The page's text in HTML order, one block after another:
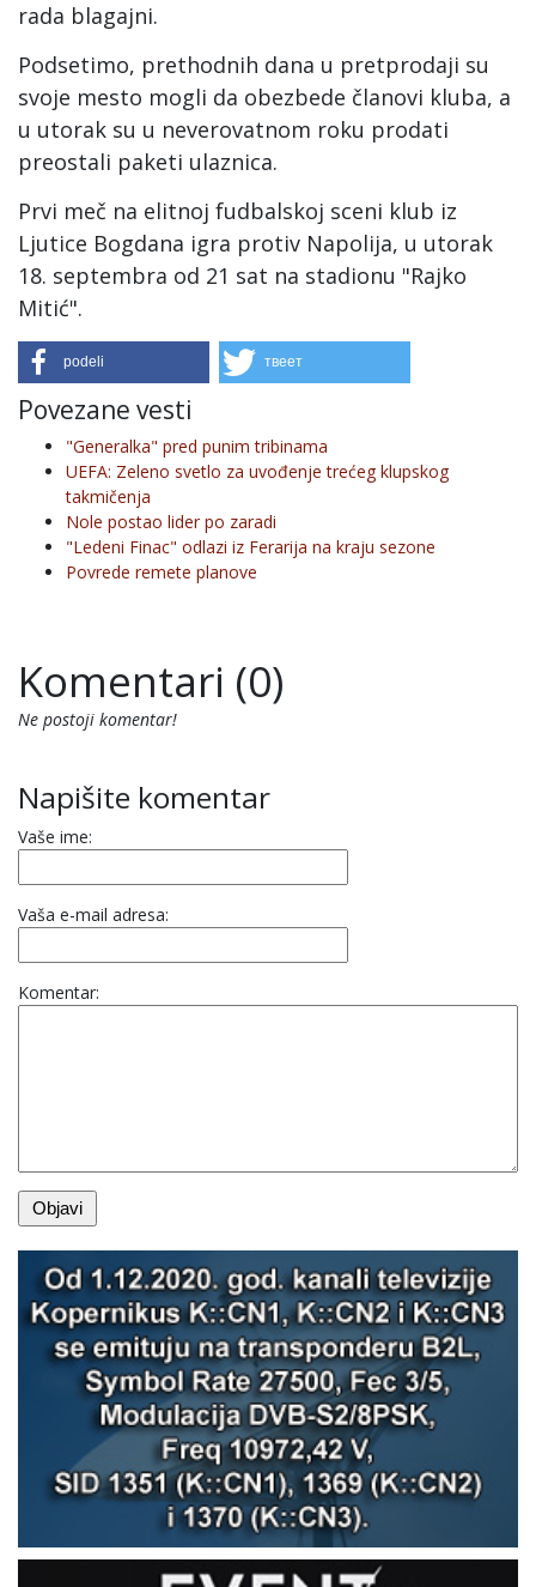
rada blagajni.
Podsetimo, prethodnih dana u pretprodaji su
svoje mesto mogli da obezbede članovi kluba, a
u utorak su u neverovatnom roku prodati
preostali paketi ulaznica.
Prvi meč na elitnoj fudbalskoj sceni klub iz
Ljutice Bogdana igra protiv Napolija, u utorak
18. septembra od 21 sat na stadionu "Rajko
Mitić".
podeli твеет
Povezane vesti
"Generalka" pred punim tribinama
UEFA: Zeleno svetlo za uvođenje trećeg klupskog
takmičenja
Nole postao lider po zaradi
"Ledeni Finac" odlazi iz Ferarija na kraju sezone
Povrede remete planove
Komentari (0)
Ne postoji komentar!
Napišite komentar
Vaše ime:
Vaša e-mail adresa:
Komentar: